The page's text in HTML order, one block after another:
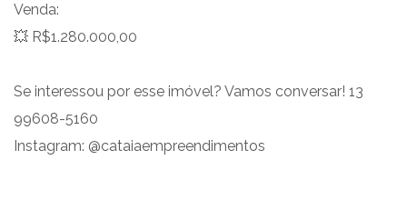
Venda:
💥 R$1.280.000,00
Se interessou por esse imóvel? Vamos conversar! 13
99608-5160
Instagram: @cataiaempreendimentos